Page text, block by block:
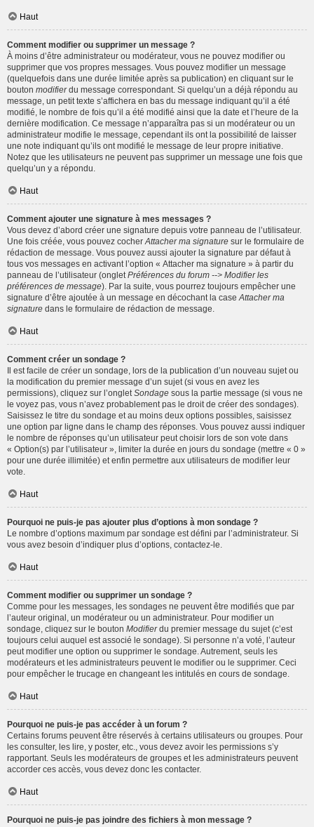
Haut
Comment modifier ou supprimer un message ?
À moins d’être administrateur ou modérateur, vous ne pouvez modifier ou
supprimer que vos propres messages. Vous pouvez modifier un message
(quelquefois dans une durée limitée après sa publication) en cliquant sur le
bouton modifierdu message correspondant. Si quelqu’un a déjà répondu au
message, un petit texte s’affichera en bas du message indiquant qu’il a été
modifié, le nombre de fois qu’il a été modifié ainsi que la date et l’heure de la
dernière modification. Ce message n’apparaîtra pas si un modérateur ou un
administrateur modifie le message, cependant ils ont la possibilité de laisser
une note indiquant qu’ils ont modifié le message de leur propre initiative.
Notez que les utilisateurs ne peuvent pas supprimer un message une fois que
quelqu’un y a répondu.
Haut
Comment ajouter une signature à mes messages ?
Vous devez d’abord créer une signature depuis votre panneau de l’utilisateur.
Une fois créée, vous pouvez cocher Attacher ma signature sur le formulaire de
rédaction de message. Vous pouvez aussi ajouter la signature par défaut à
tous vos messages en activant l’option « Attacher ma signature » à partir du
panneau de l’utilisateur (onglet Préférences du forum --> Modifier les
préférences de message). Par la suite, vous pourrez toujours empêcher une
signature d’être ajoutée à un message en décochant la case Attacher ma
signature dans le formulaire de rédaction de message.
Haut
Comment créer un sondage ?
Il est facile de créer un sondage, lors de la publication d’un nouveau sujet ou
la modification du premier message d’un sujet (si vous en avez les
permissions), cliquez sur l’onglet Sondage sous la partie message (si vous ne
le voyez pas, vous n’avez probablement pas le droit de créer des sondages).
Saisissez le titre du sondage et au moins deux options possibles, saisissez
une option par ligne dans le champ des réponses. Vous pouvez aussi indiquer
le nombre de réponses qu’un utilisateur peut choisir lors de son vote dans
« Option(s) par l’utilisateur », limiter la durée en jours du sondage (mettre « 0 »
pour une durée illimitée) et enfin permettre aux utilisateurs de modifier leur
vote.
Haut
Pourquoi ne puis-je pas ajouter plus d’options à mon sondage ?
Le nombre d’options maximum par sondage est défini par l’administrateur. Si
vous avez besoin d’indiquer plus d’options, contactez-le.
Haut
Comment modifier ou supprimer un sondage ?
Comme pour les messages, les sondages ne peuvent être modifiés que par
l’auteur original, un modérateur ou un administrateur. Pour modifier un
sondage, cliquez sur le bouton Modifierdu premier message du sujet (c’est
toujours celui auquel est associé le sondage). Si personne n’a voté, l’auteur
peut modifier une option ou supprimer le sondage. Autrement, seuls les
modérateurs et les administrateurs peuvent le modifier ou le supprimer. Ceci
pour empêcher le trucage en changeant les intitulés en cours de sondage.
Haut
Pourquoi ne puis-je pas accéder à un forum ?
Certains forums peuvent être réservés à certains utilisateurs ou groupes. Pour
les consulter, les lire, y poster, etc., vous devez avoir les permissions s’y
rapportant. Seuls les modérateurs de groupes et les administrateurs peuvent
accorder ces accès, vous devez donc les contacter.
Haut
Pourquoi ne puis-je pas joindre des fichiers à mon message ?